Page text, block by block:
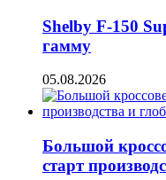
Shelby F-150
гамму
05.08.2026
Большой
старт